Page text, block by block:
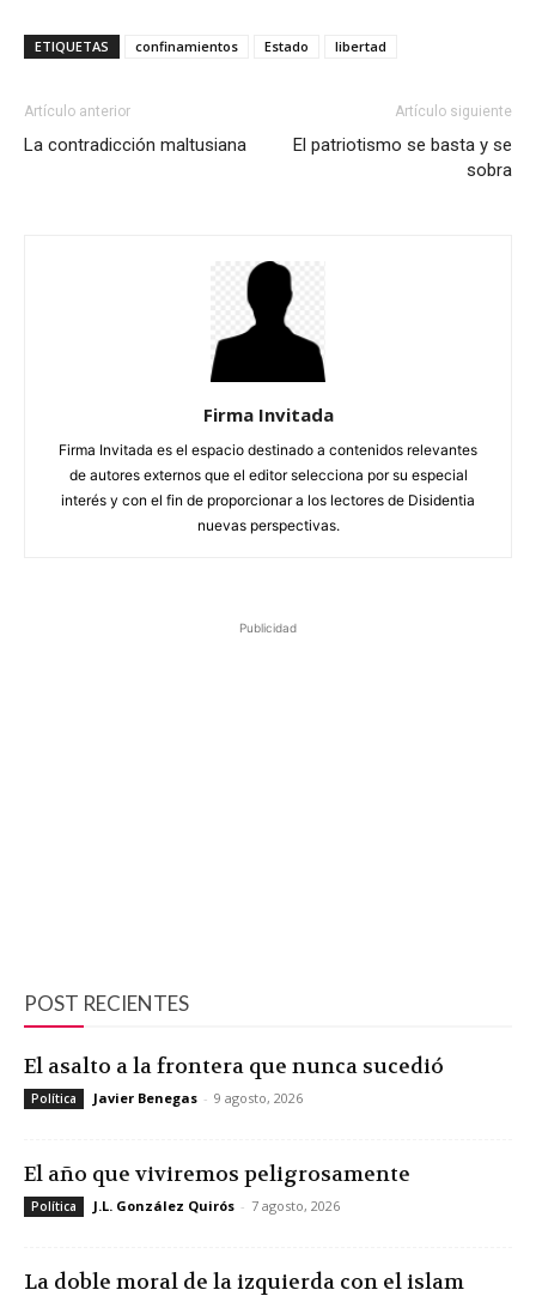
ETIQUETAS confinamientos Estado libertad
Artículo anterior
La contradicción maltusiana
Artículo siguiente
El patriotismo se basta y se
sobra
Firma Invitada
Firma Invitada es el espacio destinado a contenidos relevantes
de autores externos que el editor selecciona por su especial
interés y con el fin de proporcionar a los lectores de Disidentia
nuevas perspectivas.
Publicidad
POST RECIENTES
El asalto a la frontera que nunca sucedió
Política Javier Benegas - 9 agosto, 2026
El año que viviremos peligrosamente
Política J.L. González Quirós - 7 agosto, 2026
La doble moral de la izquierda con el islam